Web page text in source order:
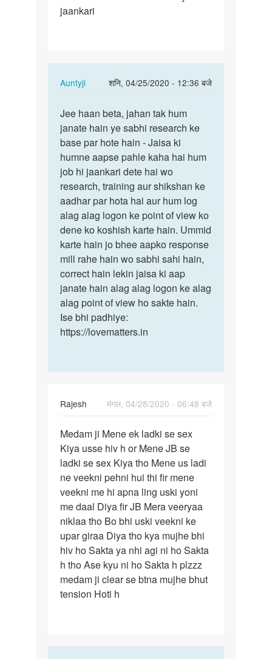
aap
jaankari
Auntyji
शनि, 04/25/2020 - 12:36 बजे
In
to
Aunti
ji
aap
Jo
jaankari…
by
Mandeep
Jee
haan
beta,
jahan
tak
hum…
Jee haan beta, jahan tak hum
janate hain ye sabhi research ke
base par hote hain - Jaisa ki
humne aapse pahle kaha hai hum
job hi jaankari dete hai wo
research, training aur shikshan ke
aadhar par hota hai aur hum log
alag alag logon ke point of view ko
dene ko koshish karte hain. Ummid
karte hain jo bhee aapko response
mill rahe hain wo sabhi sahi hain,
correct hain lekin jaisa ki aap
janate hain alag alag logon ke alag
alag point of view ho sakte hain.
Ise bhi padhiye:
https://lovematters.in
Rajesh
मंगल, 04/28/2020 - 06:48 बजे
Medam
ji
Mene
ek
ladki
se…
Medam ji Mene ek ladki se sex
Kiya usse hiv h or Mene JB se
ladki se sex Kiya tho Mene us ladi
ne veekni pehni hui thi fir mene
veekni me hi apna ling uski yoni
me daal Diya fir JB Mera veeryaa
niklaa tho Bo bhi uski veekni ke
upar giraa Diya tho kya mujhe bhi
hiv ho Sakta ya nhi agi ni ho Sakta
h tho Ase kyu ni ho Sakta h plzzz
medam ji clear se btna mujhe bhut
tension Hoti h